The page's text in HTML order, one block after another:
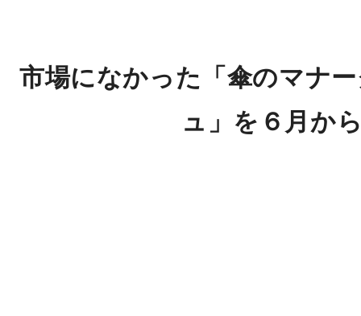
市場になかった「傘のマナ
ュ」を６月か